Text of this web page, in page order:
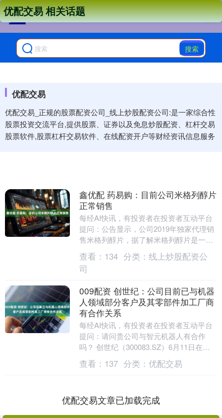
搜索
优配交易
优配交易_正规的股票配资公司_线上炒股配资公司:是一家综合性
股票投资交流平台,提供股票、证券以及免息炒股配资、杠杆交易
股票软件,股票杠杆交易软件、在线配资开户等财经资讯信息服务
优配交易 相关话题
鑫优配 药易购：目前公司米格列醇片
正常销售
每经AI快讯，有投资者在投资者互动平台
提问：公告显示，公司2019年独家代理销
售米格列醇片，据了解米格列醇片是一种
α-葡萄糖苷酶抑制剂，主要用于治疗2型
糖尿病，....
查看： 134 分类： 线上炒股配资公
司
009配资 创世纪：公司目前已与机器
人领域部分客户及其零部件加工厂商
有合作关系
每经AI快讯，有投资者在投资者互动平台
提问：请问贵公司与智元机器人有合作
吗？ 创世纪（300083.SZ）6月11日在投
资者互动平台表示，公司目前已与机器人
领域....
查看： 137 分类： 优配交易
优配交易文章已加载完成